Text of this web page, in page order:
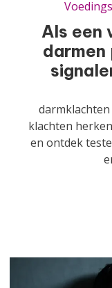
Als een
klachten
en ontdek